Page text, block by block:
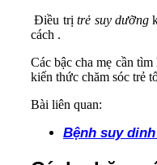
Điều trịtrẻ suy dưỡng
cách .
Các bậc cha mẹ cần
kiến thức chăm sóc trẻ
Bài liên quan:
Bệnh suy